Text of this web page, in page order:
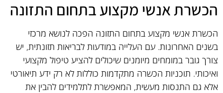
הכשרת אנשי מקצוע בתחום התזונה
הכשרת אנשי מקצוע בתחום התזונה הפכה לנושא מרכזי
בשנים האחרונות. עם העלייה במודעות לבריאות תזונתית, יש
צורך גובר במומחים מיומנים שיכולים להציע טיפול מקצועי
ואיכותי. תוכניות הכשרה מתקדמות כוללות לא רק ידע תיאורטי
אלא גם התנסות מעשית, המאפשרת לתלמידים להבין את